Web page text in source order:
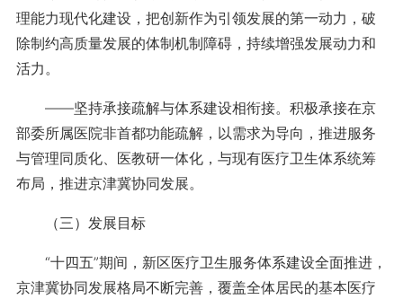
理能力现代化建设，把创新作为引领发展的第一动力，破
除制约高质量发展的体制机制障碍，持续增强发展动力和
活力。
——坚持承接疏解与体系建设相衔接。积极承接在京
部委所属医院非首都功能疏解，以需求为导向，推进服务
与管理同质化、医教研一体化，与现有医疗卫生体系统筹
布局，推进京津冀协同发展。
（三）发展目标
“十四五”期间，新区医疗卫生服务体系建设全面推进，
京津冀协同发展格局不断完善，覆盖全体居民的基本医疗